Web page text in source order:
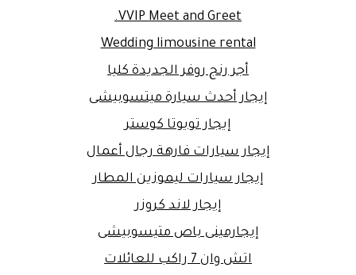
VVIP Meet and Greet.
Wedding limousine rental
أجر رنج روفر الجديدة كليا
إيجار أحدث سيارة ميتسوبيشى
إيجار تويوتا كوستر
إيجار سيارات فارهة رجال أعمال
إيجار سيارات ليموزين المطار
إيجار لاند كروزر
إيجارمينى باص متيسوبيشى
اتش وان 7 راكب للعائلات